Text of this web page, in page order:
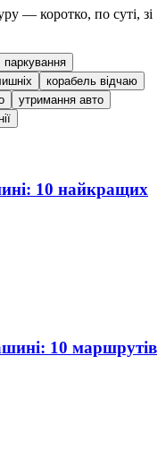
— коротко, по суті, зі
паркування
корабель відчаю
утримання авто
10 найкращих
10 маршрутів